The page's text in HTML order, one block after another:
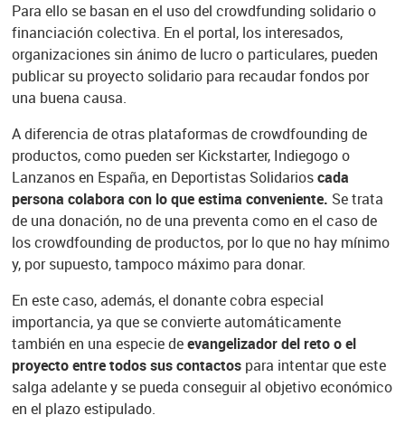
Para ello se basan en el uso del crowdfunding solidario o
financiación colectiva. En el portal, los interesados,
organizaciones sin ánimo de lucro o particulares, pueden
publicar su proyecto solidario para recaudar fondos por
una buena causa.
A diferencia de otras plataformas de crowdfounding de
productos, como pueden ser Kickstarter, Indiegogo o
Lanzanos en España, en Deportistas Solidarioscada
persona colabora con lo que estima conveniente. Se trata
de una donación, no de una preventa como en el caso de
los crowdfounding de productos, por lo que no hay mínimo
y, por supuesto, tampoco máximo para donar.
En este caso, además, el donante cobra especial
importancia, ya que se convierte automáticamente
también en una especie deevangelizador del reto o el
proyecto entre todos sus contactospara intentar que este
salga adelante y se pueda conseguir al objetivo económico
en el plazo estipulado.